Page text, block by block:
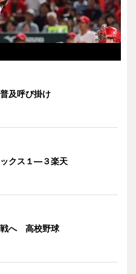
及呼び掛け
クス１―３楽天
戦へ 高校野球